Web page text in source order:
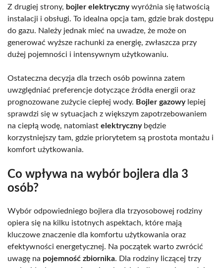
Z drugiej strony, bojler elektrycznywyróżnia się łatwością
instalacji i obsługi. To idealna opcja tam, gdzie brak dostępu
do gazu. Należy jednak mieć na uwadze, że może on
generować wyższe rachunki za energię, zwłaszcza przy
dużej pojemności i intensywnym użytkowaniu.
Ostateczna decyzja dla trzech osób powinna zatem
uwzględniać preferencje dotyczące źródła energii oraz
prognozowane zużycie ciepłej wody. Bojler gazowylepiej
sprawdzi się w sytuacjach z większym zapotrzebowaniem
na ciepłą wodę, natomiast elektrycznybędzie
korzystniejszy tam, gdzie priorytetem są prostota montażu i
komfort użytkowania.
Co wpływa na wybór bojlera dla 3
osób?
Wybór odpowiedniego bojlera dla trzyosobowej rodziny
opiera się na kilku istotnych aspektach, które mają
kluczowe znaczenie dla komfortu użytkowania oraz
efektywności energetycznej. Na początek warto zwrócić
uwagę na pojemność zbiornika. Dla rodziny liczącej trzy